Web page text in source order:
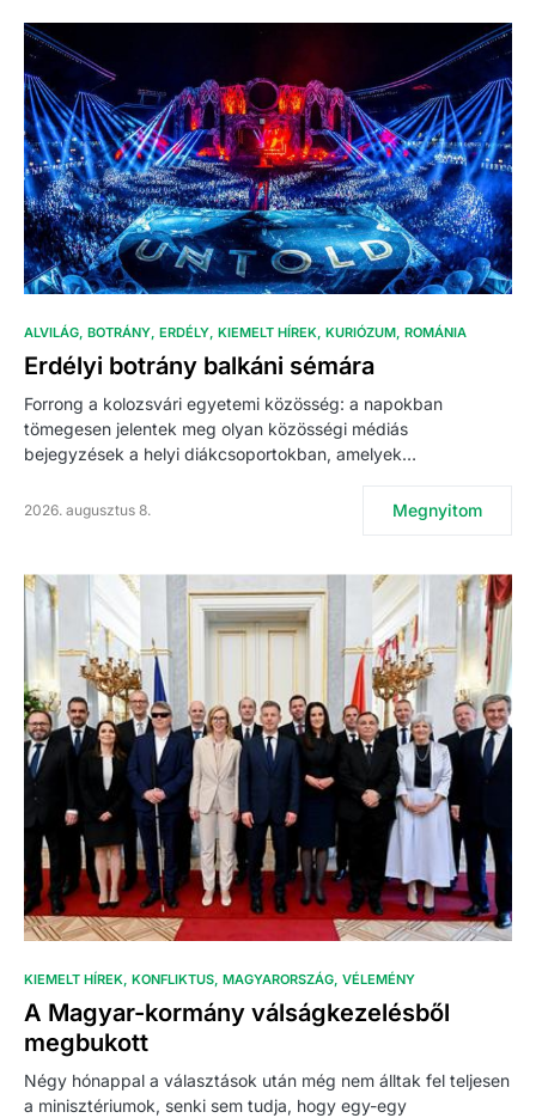
ALVILÁG BOTRÁNY ERDÉLY KIEMELT HÍREK KURIÓZUM ROMÁNIA
Erdélyi botrány balkáni sémára
Forrong a kolozsvári egyetemi közösség: a napokban
tömegesen jelentek meg olyan közösségi médiás
bejegyzések a helyi diákcsoportokban, amelyek…
2026. augusztus 8. Megnyitom
KIEMELT HÍREK KONFLIKTUS MAGYARORSZÁG VÉLEMÉNY
A Magyar-kormány válságkezelésből
megbukott
Négy hónappal a választások után még nem álltak fel teljesen
a minisztériumok, senki sem tudja, hogy egy-egy